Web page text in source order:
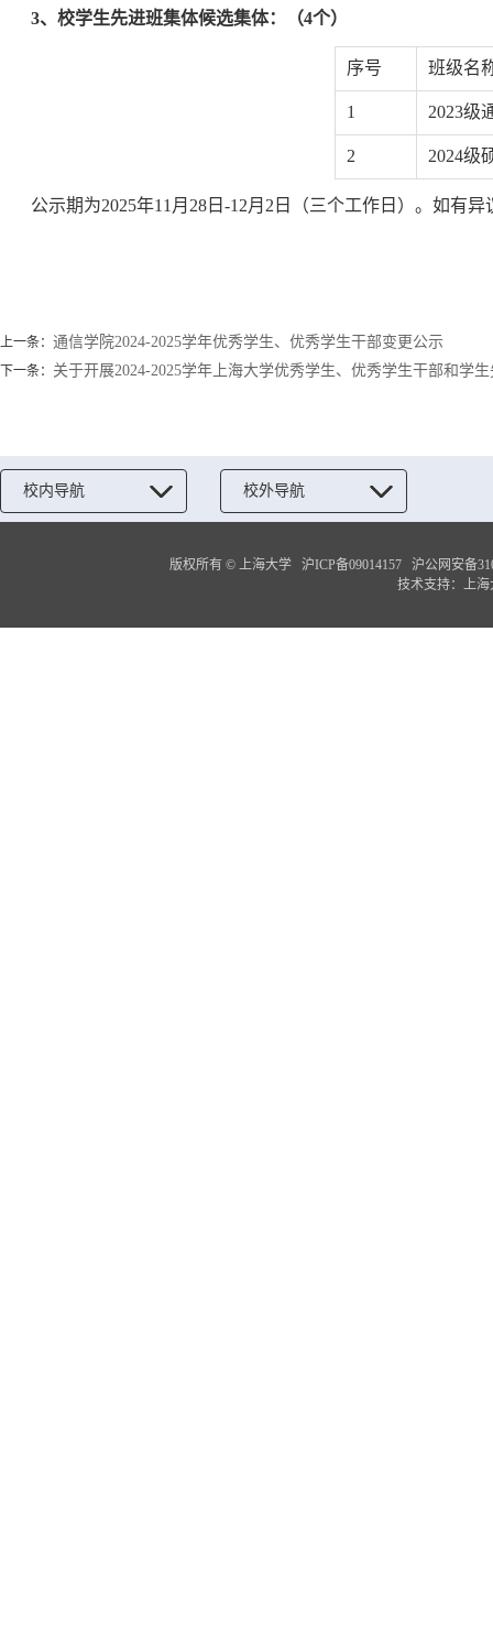
3、校学生先进班集体候选集体：（4个）
序号 班级名
1 2023级
2 2024级
公示期为2025年11月28日-12月2日（三个工作日）。如有
上一条： 通信学院2024-2025学年优秀学生、优秀学生干部变更公示
下一条： 关于开展2024-2025学年上海大学优秀学生、优秀学生干部和学
校内导航 校外导航
版权所有 ©上海大学 沪ICP备09014157
沪公网安备
技术支持： 上